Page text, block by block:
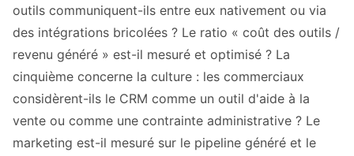
outils communiquent-ils entre eux nativement ou via
des intégrations bricolées ? Le ratio « coût des outils /
revenu généré » est-il mesuré et optimisé ? La
cinquième concerne la culture : les commerciaux
considèrent-ils le CRM comme un outil d'aide à la
vente ou comme une contrainte administrative ? Le
marketing est-il mesuré sur le pipeline généré et le